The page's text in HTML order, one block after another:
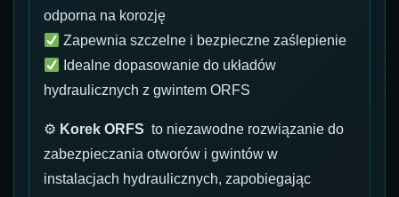
odporna na korozję
Zapewnia szczelne i bezpieczne zaślepienie
Idealne dopasowanie do układów
hydraulicznych z gwintem ORFS
⚙ Korek ORFS to niezawodne rozwiązanie do
zabezpieczania otworów i gwintów w
instalacjach hydraulicznych, zapobiegając